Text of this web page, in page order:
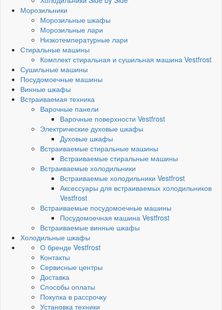
Морозильники
Морозильные шкафы
Морозильные лари
Низкотемпературные лари
Стиральные машины
Комплект стиральная и сушильная машина Vestfrost
Сушильные машины
Посудомоечные машины
Винные шкафы
Встраиваемая техника
Варочные панели
Варочные поверхности Vestfrost
Электрические духовые шкафы
Духовые шкафы
Встраиваемые стиральные машины
Встраиваемые стиральные машины
Встраиваемые холодильники
Встраиваемые холодильники Vestfrost
Аксессуары для встраиваемых холодильников
Vestfrost
Встраиваемые посудомоечные машины
Посудомоечная машина Vestfrost
Встраиваемые винные шкафы
Холодильные шкафы
О бренде Vestfrost
Контакты
Сервисные центры
Доставка
Способы оплаты
Покупка в рассрочку
Установка техники